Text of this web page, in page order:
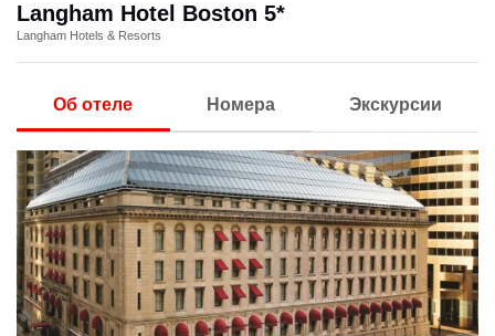
Langham Hotel Boston 5*
Langham Hotels & Resorts
Об отеле Номера Экскурсии